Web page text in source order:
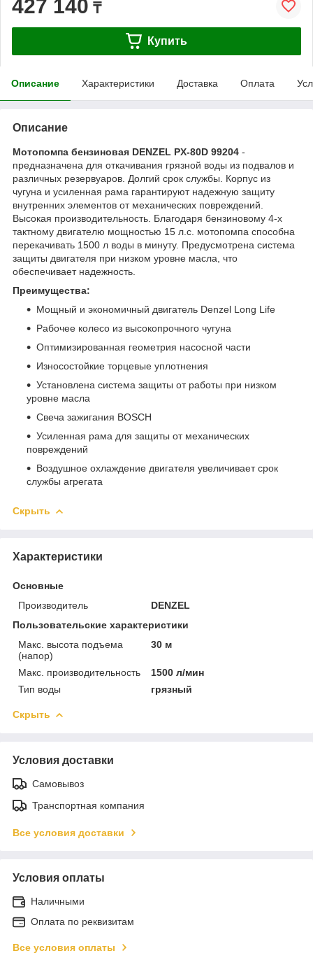
427 140 ₸
Купить
Описание Характеристики Доставка Оплата
Описание
Мотопомпа бензиновая DENZEL PX-80D 99204 -
предназначена для откачивания грязной воды из подвалов и
различных резервуаров. Долгий срок службы. Корпус из
чугуна и усиленная рама гарантируют надежную защиту
внутренних элементов от механических повреждений.
Высокая производительность. Благодаря бензиновому 4-х
тактному двигателю мощностью 15 л.с. мотопомпа способна
перекачивать 1500 л воды в минуту. Предусмотрена система
защиты двигателя при низком уровне масла, что
обеспечивает надежность.
Преимущества:
Мощный и экономичный двигатель Denzel Long Life
Рабочее колесо из высокопрочного чугуна
Оптимизированная геометрия насосной части
Износостойкие торцевые уплотнения
Установлена система защиты от работы при низком
уровне масла
Свеча зажигания BOSCH
Усиленная рама для защиты от механических
повреждений
Воздушное охлаждение двигателя увеличивает срок
службы агрегата
Скрыть
Характеристики
Основные
Производитель
DENZEL
Пользовательские характеристики
Макс. высота подъема
(напор)
30 м
Макс. производительность
1500 л/мин
Тип воды
грязный
Скрыть
Условия доставки
Самовывоз
Транспортная компания
Все условия доставки
Условия оплаты
Наличными
Оплата по реквизитам
Все условия оплаты